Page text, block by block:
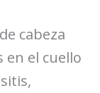
cabeza
en el cuello